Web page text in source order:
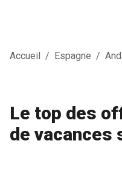
Accueil / Espagne /
Le top des
de vacances